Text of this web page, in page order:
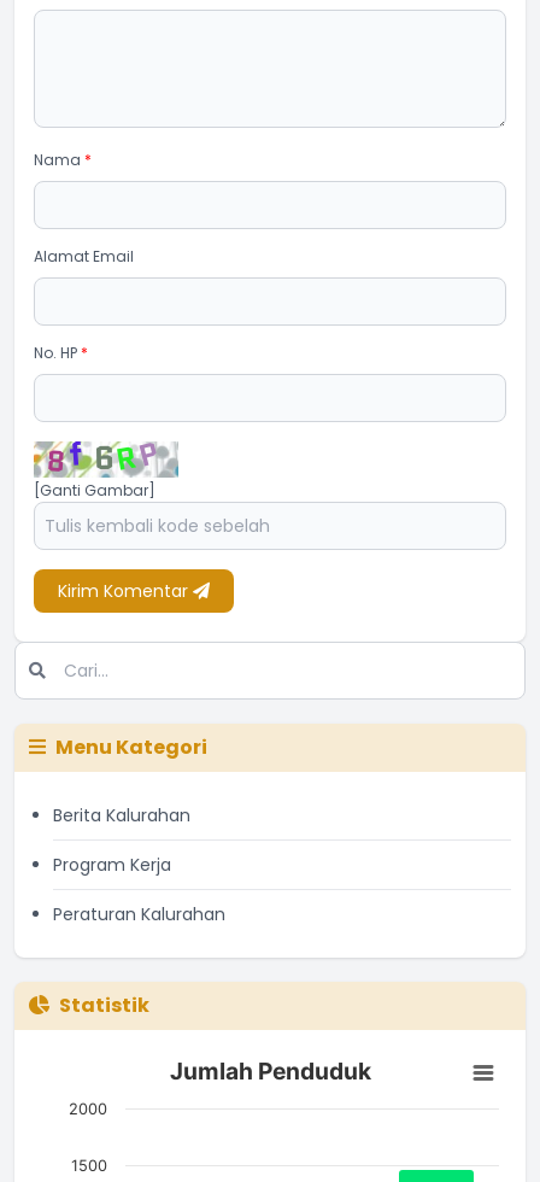
Nama *
Alamat Email
No. HP *
[Ganti Gambar]
Kirim Komentar
Menu Kategori
Berita Kalurahan
Program Kerja
Peraturan Kalurahan
Statistik
Jumlah Penduduk
Bar chart with 3 bars.
The chart has 1 X axis displaying categories.
Jumlah Penduduk
1500
2000